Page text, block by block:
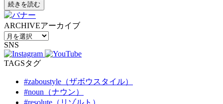
続きを読む
ARCHIVEアーカイブ
SNS
TAGSタグ
#zaboustyle（ザボウスタイル）
#noun（ナウン）